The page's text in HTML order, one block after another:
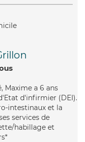
Maxime a 6 ans
d'infirmier (DEI).
intestinaux et la
services de
habillage et